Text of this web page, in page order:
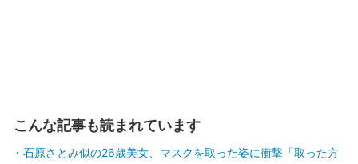
こんな記事も読まれています
石原さとみ似の26歳美女、マスクを取った姿に衝撃「取った方